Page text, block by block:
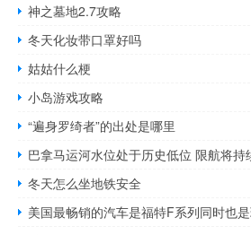
神之墓地2.7攻略
冬天化妆带口罩好吗
姑姑什么梗
小岛游戏攻略
“遍身罗绮者”的出处是哪里
巴拿马运河水位处于历史低位 限航将
冬天怎么坐地铁安全